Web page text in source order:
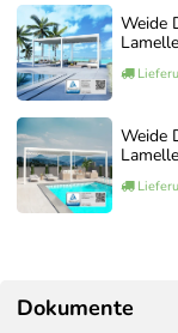
Weide
Weide
Dokumente